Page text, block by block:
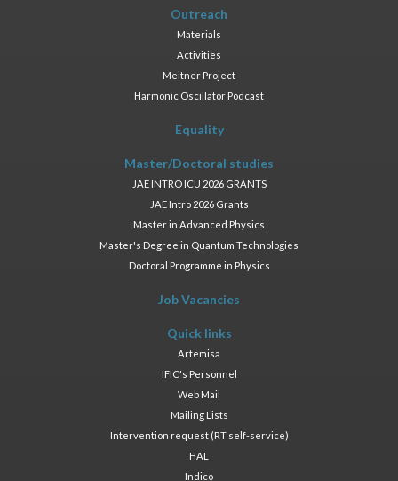
Outreach
Materials
Activities
Meitner Project
Harmonic Oscillator Podcast
Equality
Master/Doctoral studies
JAE INTRO ICU 2026 GRANTS
JAE Intro 2026 Grants
Master in Advanced Physics
Master's Degree in Quantum Technologies
Doctoral Programme in Physics
Job Vacancies
Quick links
Artemisa
IFIC's Personnel
Web Mail
Mailing Lists
Intervention request (RT self-service)
HAL
Indico